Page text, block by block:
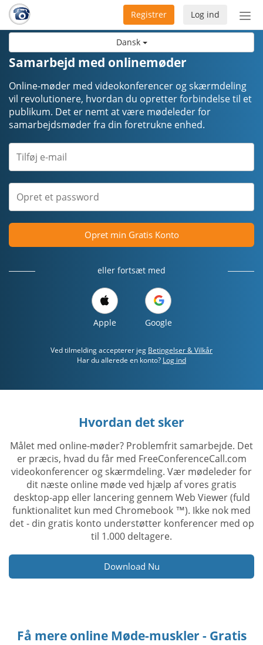
Dansk
Slå
Log ind
Registrer
Samarbejd med onlinemøder
Online-møder med videokonferencer og skærmdeling
vil revolutionere, hvordan du opretter forbindelse til et
publikum. Det er nemt at være mødeleder for
samarbejdsmøder fra din foretrukne enhed.
Opret min Gratis Konto
eller fortsæt med
Apple Google
Ved tilmelding accepterer jeg Betingelser & Vilkår
Har du allerede en konto? Log ind
Hvordan det sker
Målet med online-møder? Problemfrit samarbejde. Det
er præcis, hvad du får med FreeConferenceCall.com
videokonferencer og skærmdeling. Vær mødeleder for
dit næste online møde ved hjælp af vores gratis
desktop-app eller lancering gennem Web Viewer (fuld
funktionalitet kun med Chromebook ™). Ikke nok med
det - din gratis konto understøtter konferencer med op
til 1.000 deltagere.
Download Nu
Få mere online Møde-muskler - Gratis